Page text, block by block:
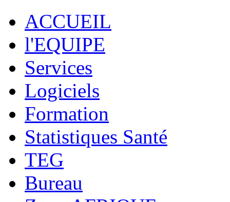
ACCUEIL
l'EQUIPE
Services
Logiciels
Formation
Statistiques Santé
TEG
Bureau